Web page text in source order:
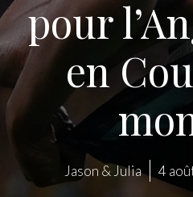
pour
en
Jason & Julia 4